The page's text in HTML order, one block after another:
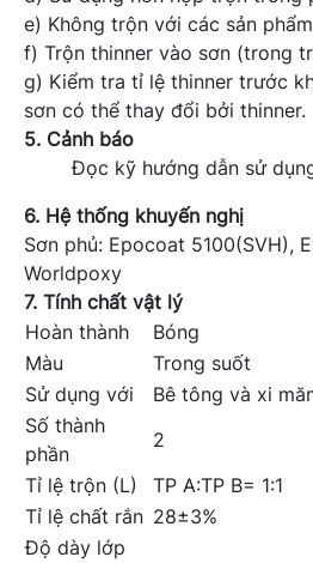
e) Không trộn với các sản
f) Trộn thinner vào sơn (trong
g) Kiểm tra tỉ lệ thinner trước
sơn có thể thay đổi bởi thinner.
5. Cảnh báo
Đọc kỹ hướng dẫn sử
6. Hệ thống khuyến nghị
Sơn phủ: Epocoat 5100(SVH),
Worldpoxy
7. Tính chất vật lý
Hoàn thành
Bóng
Màu
Trong suốt
Sử dụng với
Bê tông và xi
Số thành
phần
2
Tỉ lệ trộn (L)
TP A:TP B= 1:1
Tỉ lệ chất rắn 28±3%
Độ dày lớp